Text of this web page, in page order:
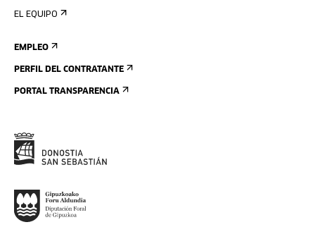
EL EQUIPO
EMPLEO
PERFIL DEL CONTRATANTE
PORTAL TRANSPARENCIA